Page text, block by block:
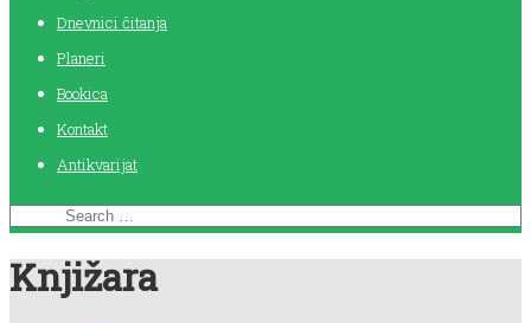
Dnevnici čitanja
Planeri
Bookica
Kontakt
Antikvarijat
Knjižara